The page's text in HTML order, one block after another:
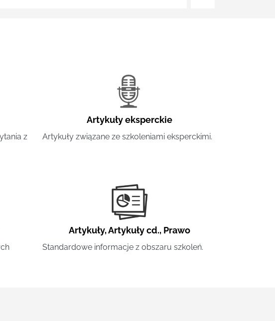
z
Artykuły eksperckie
Artykuły związane ze szkoleniami eksperckimi.
Artykuły,Artykuły cd., Prawo
Standardowe informacje z obszaru szkoleń.